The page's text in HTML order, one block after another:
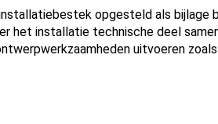
opgesteld als bijlage
het installatie technische deel
uitvoeren